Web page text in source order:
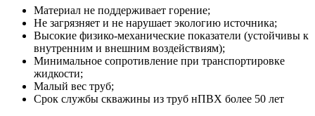
Материал не поддерживает горение;
Не загрязняет и не нарушает экологию источника;
Высокие физико-механические показатели (устойчивы к
внутренним и внешним воздействиям);
Минимальное сопротивление при транспортировке
жидкости;
Малый вес труб;
Срок службы скважины из труб нПВХ более 50 лет